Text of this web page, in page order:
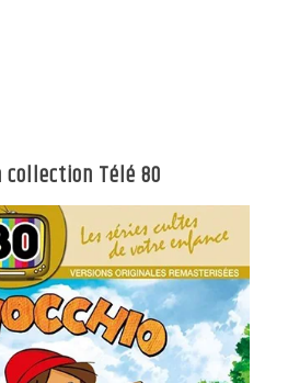
Télé 80